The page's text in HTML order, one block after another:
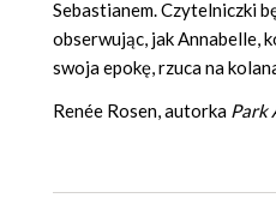
Sebastianem. Czytelniczki
obserwując, jak Annabelle,
swoja epokę, rzuca na
Renée Rosen, autorka Park